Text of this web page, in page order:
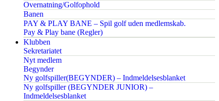
Overnatning/Golfophold
Banen
PAY & PLAY BANE – Spil golf uden medlemskab.
Pay & Play bane (Regler)
Klubben
Sekretariatet
Nyt medlem
Begynder
Ny golfspiller(BEGYNDER) – Indmeldelsesblanket
Ny golfspiller (BEGYNDER JUNIOR) –
Indmeldelsesblanket